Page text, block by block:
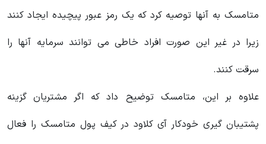
متامسک به آنها توصیه کرد که یک رمز عبور پیچیده ایجاد کنند
زیرا در غیر این صورت افراد خاطی می توانند سرمایه آنها را
سرقت کنند.
علاوه بر این، متامسک توضیح داد که اگر مشتریان گزینه
پشتیبان گیری خودکار آی کلاود در کیف پول متامسک را فعال